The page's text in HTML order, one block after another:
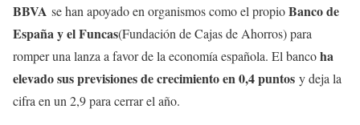
BBVA se han apoyado en organismos como el propioBanco de
España y el Funcas(Fundación de Cajas de Ahorros) para
romper una lanza a favor de la economía española. El bancoha
elevado sus previsiones de crecimiento en 0,4 puntos y deja la
cifra en un 2,9 para cerrar el año.